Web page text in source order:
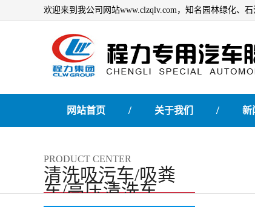
欢迎来到我公司网站www.clzqlv.com，知名园林绿化、
网站首页 / 关于我们 / 新
PRODUCT CENTER
清洗吸污车/吸粪
车/高压清洗车